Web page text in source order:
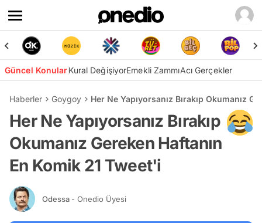
Güncel KonularKural DeğişiyorEmekli ZammıAcı Gerçekler
Haberler Goygoy Her Ne Yapıyorsanız Bırakıp Okumanız
Her Ne Yapıyorsanız Bırakıp
Okumanız Gereken Haftanın
En Komik 21 Tweet'i
Odessa - Onedio Üyesi